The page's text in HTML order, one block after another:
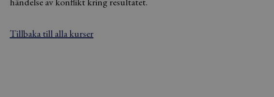
Tillbaka till alla kurser